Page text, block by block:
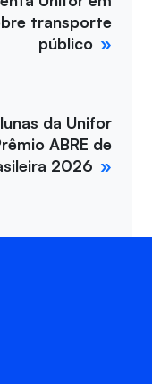
transporte
público
da Unifor
ABRE de
2026